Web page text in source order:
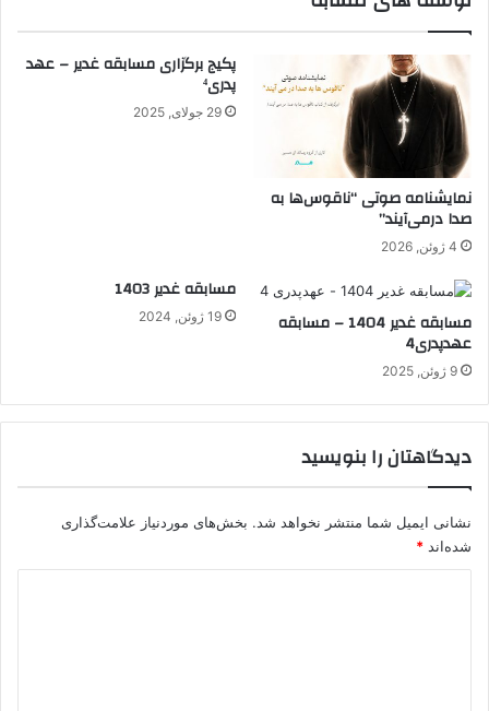
نمایشنامه صوتی “ناقوس‌ها به
صدا در‌می‌آیند”
4 ژوئن, 2026
پکیج برگزاری مسابقه غدیر – عهد
پدری⁴
29 جولای, 2025
مسابقه غدیر 1404 – مسابقه
عهدپدری4
9 ژوئن, 2025
مسابقه غدیر 1403
19 ژوئن, 2024
دیدگاهتان را بنویسید
نشانی ایمیل شما منتشر نخواهد شد. بخش‌های موردنیاز علامت‌گذاری
شده‌اند *